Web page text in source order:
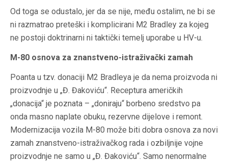
Od toga se odustalo, jer da se nije, među ostalim, ne bi se
ni razmatrao preteški i komplicirani M2 Bradley za kojeg
ne postoji doktrinarni ni taktički temelj uporabe u HV-u.
M-80 osnova za znanstveno-istraživački zamah
Poanta u tzv. donaciji M2 Bradleya je da nema proizvoda ni
proizvodnje u „Đ. Đakoviću“. Receptura američkih
„donacija“ je poznata – „doniraju“ borbeno sredstvo pa
onda masno naplate obuku, rezervne dijelove i remont.
Modernizacija vozila M-80 može biti dobra osnova za novi
zamah znanstveno-istraživačkog rada i ozbiljnije vojne
proizvodnje ne samo u „Đ. Đakoviću“. Samo nenormalne